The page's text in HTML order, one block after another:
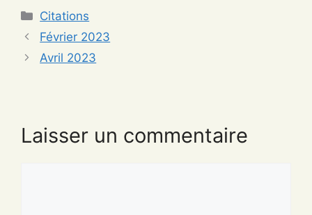
Catégories
Citations
Février 2023
Avril 2023
Laisser un commentaire